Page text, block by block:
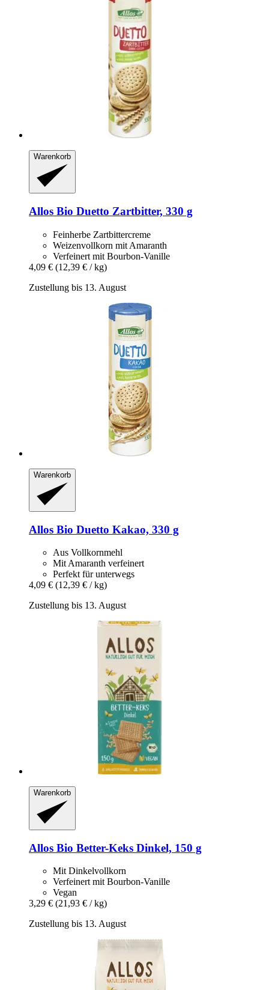
Warenkorb
Allos Bio Duetto Zartbitter, 330 g
Feinherbe Zartbittercreme
Weizenvollkorn mit Amaranth
Verfeinert mit Bourbon-Vanille
4,09 € (12,39 € / kg)
Zustellung bis 13. August
Warenkorb
Allos Bio Duetto Kakao, 330 g
Aus Vollkornmehl
Mit Amaranth verfeinert
Perfekt für unterwegs
4,09 € (12,39 € / kg)
Zustellung bis 13. August
Warenkorb
Allos Bio Better-​Keks Dinkel, 150 g
Mit Dinkelvollkorn
Verfeinert mit Bourbon-Vanille
Vegan
3,29 € (21,93 € / kg)
Zustellung bis 13. August